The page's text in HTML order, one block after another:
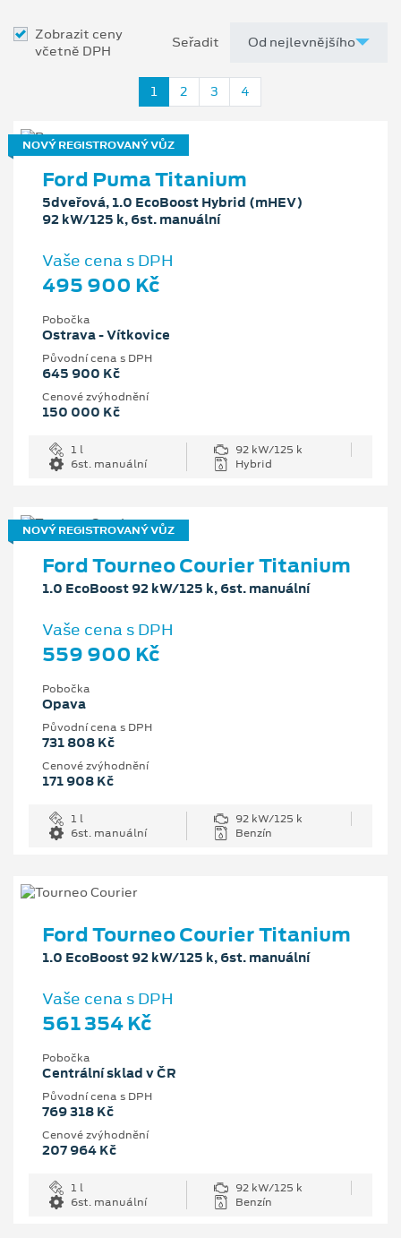
Zobrazit ceny
včetně DPH
Seřadit
1 2 3 4
NOVÝ REGISTROVANÝ VŮZ
Ford Puma Titanium
5dveřová, 1.0 EcoBoost Hybrid (mHEV)
92 kW/125 k, 6st. manuální
Vaše cena s DPH
495 900 Kč
Pobočka
Ostrava - Vítkovice
Původní cena s DPH
645 900 Kč
Cenové zvýhodnění
150 000 Kč
1 l
92 kW/125 k
6st. manuální
Hybrid
NOVÝ REGISTROVANÝ VŮZ
Ford Tourneo Courier Titanium
1.0 EcoBoost 92 kW/125 k, 6st. manuální
Vaše cena s DPH
559 900 Kč
Pobočka
Opava
Původní cena s DPH
731 808 Kč
Cenové zvýhodnění
171 908 Kč
1 l
92 kW/125 k
6st. manuální
Benzín
Ford Tourneo Courier Titanium
1.0 EcoBoost 92 kW/125 k, 6st. manuální
Vaše cena s DPH
561 354 Kč
Pobočka
Centrální sklad v ČR
Původní cena s DPH
769 318 Kč
Cenové zvýhodnění
207 964 Kč
1 l
92 kW/125 k
6st. manuální
Benzín